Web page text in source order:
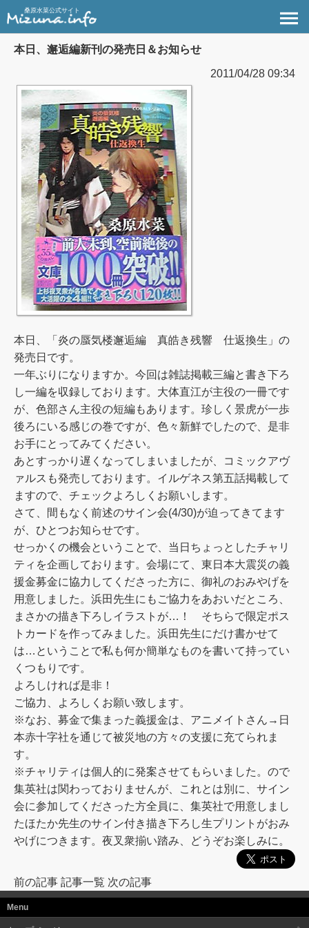
桑原水菜公式サイト
本日、邂逅編新刊の発売日＆お知らせ
2011/04/28 09:34
本日、「炎の蜃気楼邂逅編 真皓き残響 仕返換生」の
発売日です。
一年ぶりになりますか。今回は雑誌掲載三編と書き下ろ
し一編を収録しております。大体直江が主役の一冊です
が、色部さん主役の短編もあります。珍しく景虎が一歩
後ろにいる感じの巻ですが、色々新鮮でしたので、是非
お手にとってみてください。
あとすっかり遅くなってしまいましたが、コミックアヴ
ァルスも発売しております。イルゲネス第五話掲載して
ますので、チェックよろしくお願いします。
さて、間もなく前述のサイン会(4/30)が迫ってきてます
が、ひとつお知らせです。
せっかくの機会ということで、当日ちょっとしたチャリ
ティを企画しております。会場にて、東日本大震災の義
援金募金に協力してくださった方に、御礼のおみやげを
用意しました。浜田先生にもご協力をあおいだところ、
まさかの描き下ろしイラストが…！ そちらで限定ポス
トカードを作ってみました。浜田先生にだけ書かせて
は…ということで私も何か簡単なものを書いて持ってい
くつもりです。
よろしければ是非！
ご協力、よろしくお願い致します。
※なお、募金で集まった義援金は、アニメイトさん→日
本赤十字社を通じて被災地の方々の支援に充てられま
す。
※チャリティは個人的に発案させてもらいました。ので
集英社は関わっておりませんが、これとは別に、サイン
会に参加してくださった方全員に、集英社で用意しまし
たほたか先生のサイン付き描き下ろし生プリントがおみ
やげにつきます。夜叉衆揃い踏み、どうぞお楽しみに。
前の記事 記事一覧 次の記事
Menu